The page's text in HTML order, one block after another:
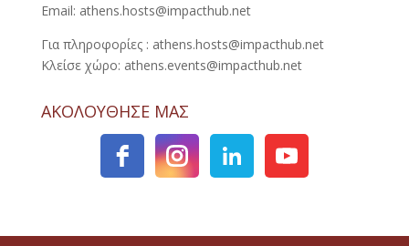
Email: athens.hosts@impacthub.net
Για πληροφορίες : athens.hosts@impacthub.net
Κλείσε χώρο: athens.events@impacthub.net
ΑΚΟΛΟΥΘΗΣΕ ΜΑΣ